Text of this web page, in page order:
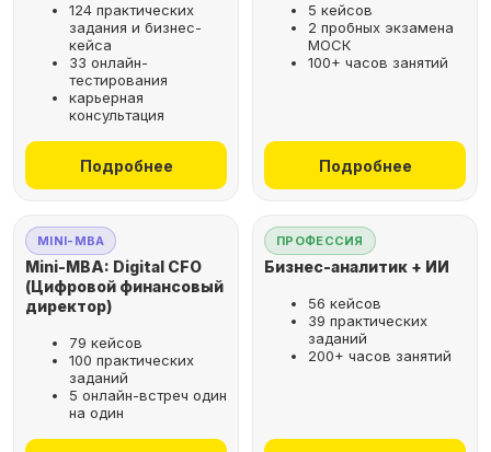
124 практических
задания и бизнес-
кейса
33 онлайн-
тестирования
карьерная
консультация
Подробнее
5 кейсов
2 пробных экзамена
МОСК
100+ часов занятий
Подробнее
MINI-MBA
Mini-MBA: Digital CFO
(Цифровой финансовый
директор)
79 кейсов
100 практических
заданий
5 онлайн-встреч один
на один
ПРОФЕССИЯ
Бизнес-аналитик + ИИ
56 кейсов
39 практических
заданий
200+ часов занятий